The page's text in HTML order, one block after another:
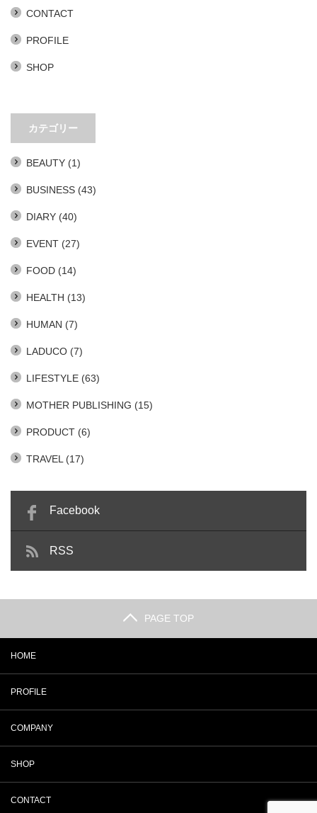
CONTACT
PROFILE
SHOP
カテゴリー
BEAUTY (1)
BUSINESS (43)
DIARY (40)
EVENT (27)
FOOD (14)
HEALTH (13)
HUMAN (7)
LADUCO (7)
LIFESTYLE (63)
MOTHER PUBLISHING (15)
PRODUCT (6)
TRAVEL (17)
Facebook
RSS
PAGE TOP
HOME
PROFILE
COMPANY
SHOP
CONTACT